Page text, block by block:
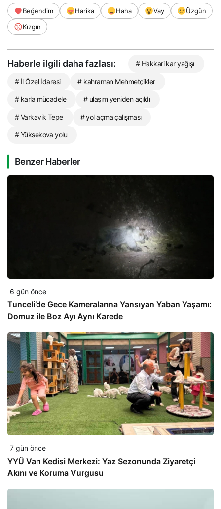
Beğendim Harika Haha Vay
Üzgün
Kızgın
Haberle ilgili daha fazlası: # Hakkari kar yağışı
# İl Özel İdaresi # kahraman Mehmetçikler
# karla mücadele # ulaşım yeniden açıldı
# Varkavik Tepe # yol açma çalışması
# Yüksekova yolu
Benzer Haberler
6 gün önce
Tunceli’de Gece Kameralarına Yansıyan Yaban Yaşamı:
Domuz ile Boz Ayı Aynı Karede
7 gün önce
YYÜ Van Kedisi Merkezi: Yaz Sezonunda Ziyaretçi
Akını ve Koruma Vurgusu